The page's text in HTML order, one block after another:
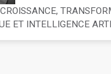
ET INTELLIGENCE